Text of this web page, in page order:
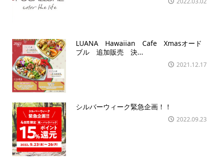
LUANA Hawaiian Cafe Xmasオード
ブル 追加販売 決...
2021.12.17
シルバーウィーク緊急企画！！
2022.09.23